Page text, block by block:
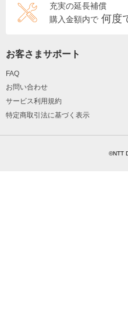
充実の延長補償
購入金額内で 何度
お客さまサポート
FAQ
お問い合わせ
サービス利用規約
特定商取引法に基づく表示
©NTT